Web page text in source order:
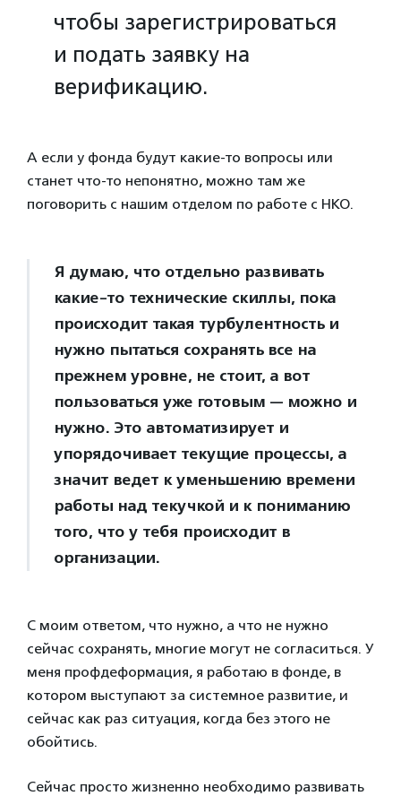
чтобы зарегистрироваться
и подать заявку на
верификацию.
А если у фонда будут какие-то вопросы или
станет что-то непонятно, можно там же
поговорить с нашим отделом по работе с НКО.
Я думаю, что отдельно развивать
какие-то технические скиллы, пока
происходит такая турбулентность и
нужно пытаться сохранять все на
прежнем уровне, не стоит, а вот
пользоваться уже готовым — можно и
нужно. Это автоматизирует и
упорядочивает текущие процессы, а
значит ведет к уменьшению времени
работы над текучкой и к пониманию
того, что у тебя происходит в
организации.
С моим ответом, что нужно, а что не нужно
сейчас сохранять, многие могут не согласиться. У
меня профдеформация, я работаю в фонде, в
котором выступают за системное развитие, и
сейчас как раз ситуация, когда без этого не
обойтись.
Сейчас просто жизненно необходимо развивать